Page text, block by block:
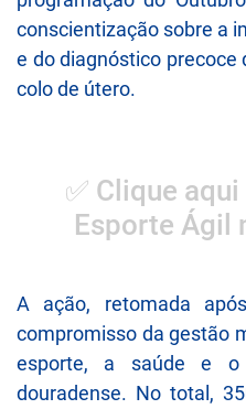
conscientização sobre a
e do diagnóstico precoce
colo de útero.
✅ Clique
Esporte Ágil
A ação, retomada
compromisso da gestão
esporte, a saúde e o
douradense. No total,